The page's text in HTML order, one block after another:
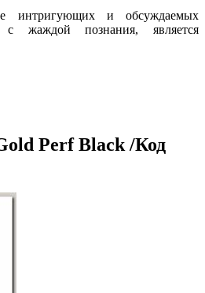
интригующих и обсуждаемых
с жаждой познания, является
Perf Black /Код